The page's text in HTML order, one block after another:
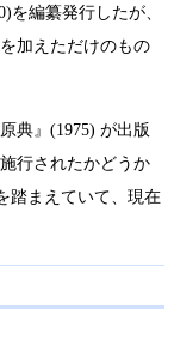
を編纂発行したが、
加えただけのもの
典』(1975) が出版
行されたかどうか
踏まえていて、現在